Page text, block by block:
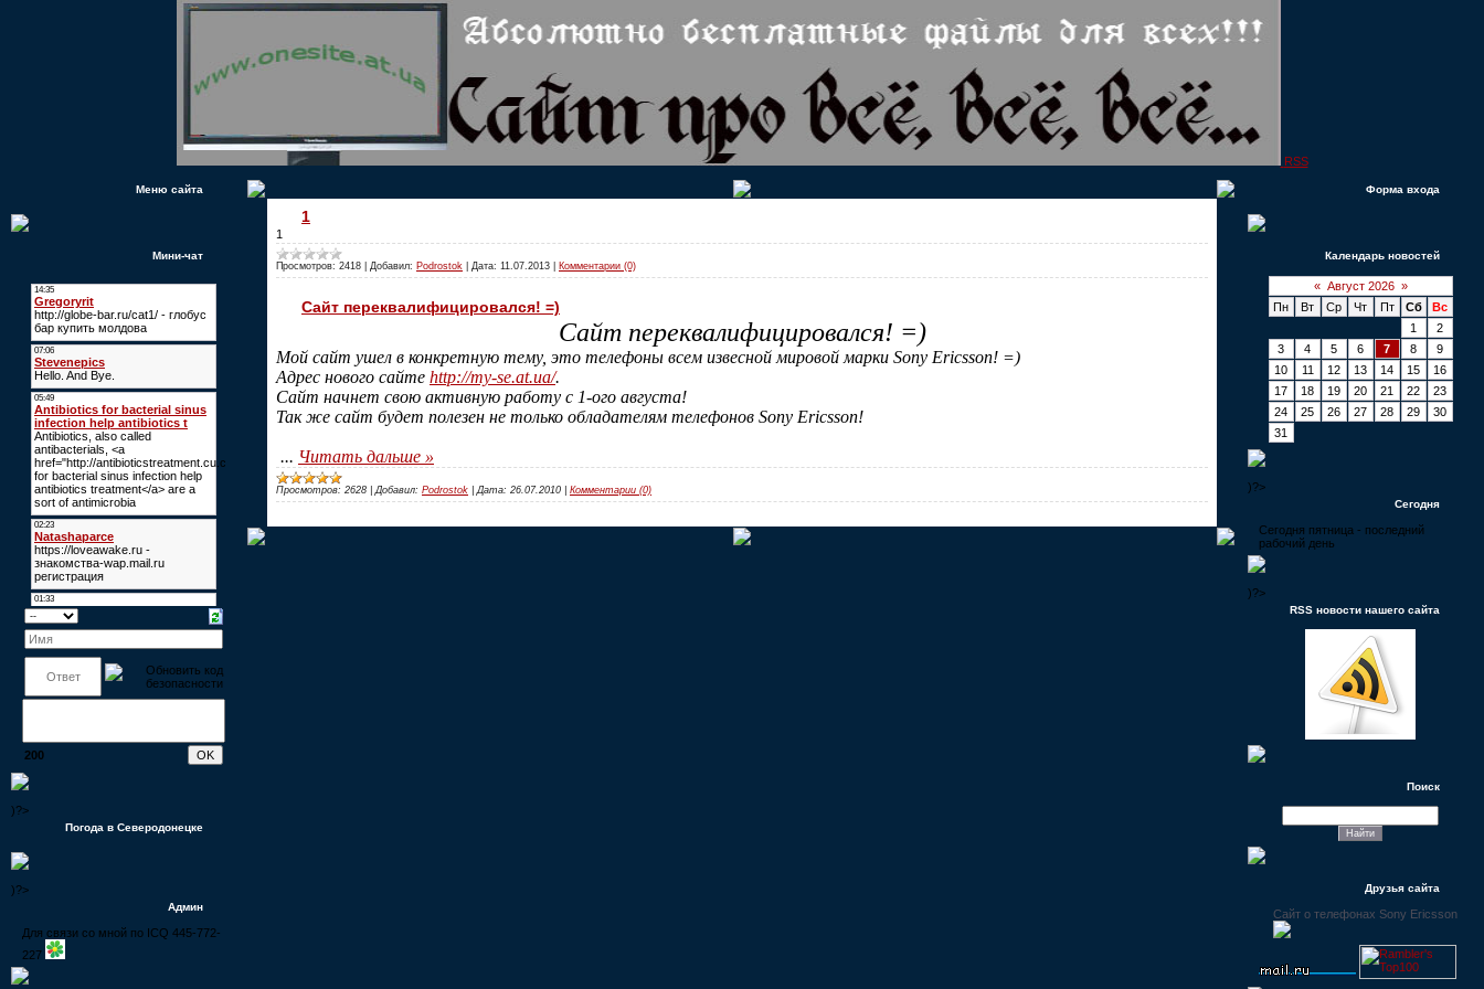
RSS
Меню сайта
Мини-чат
200
)?>
Погода в Северодонецке
)?>
Админ
Для связи со мной по ICQ 445-772-
227
1
1
Просмотров: 2418 Добавил: Podrostok Дата: 11.07.2013 Комментарии (0)
Сайт переквалифицировался! =)
Сайт переквалифицировался! =)
Мой сайт ушел в конкретную тему, это телефоны всем извесной мировой марки Sony Ericsson! =)
Адрес нового сайте http://my-se.at.ua/.
Сайт начнет свою активную работу с 1-ого августа!
Так же сайт будет полезен не только обладателям телефонов Sony Ericsson!
... Читать дальше »
Просмотров: 2628 |Добавил: Podrostok |Дата: 26.07.2010 Комментарии (0)
Форма входа
Календарь новостей
« Август 2026 »
Пн
Вт Ср Чт Пт Сб
Вс
1
2
3
4 5 6 7 8
9
10
11 12 13 14 15
16
17
18 19 20 21 22
23
24
25 26 27 28 29
30
31
)?>
Сегодня
Сегодня пятница - последний
рабочий день
)?>
RSS новости нашего сайта
Поиск
Друзья сайта
Сайт о телефонах Sony Ericsson